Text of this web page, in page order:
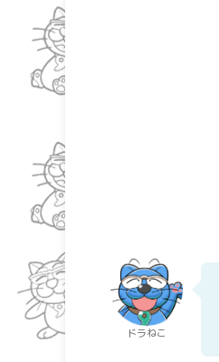
ドラねこ